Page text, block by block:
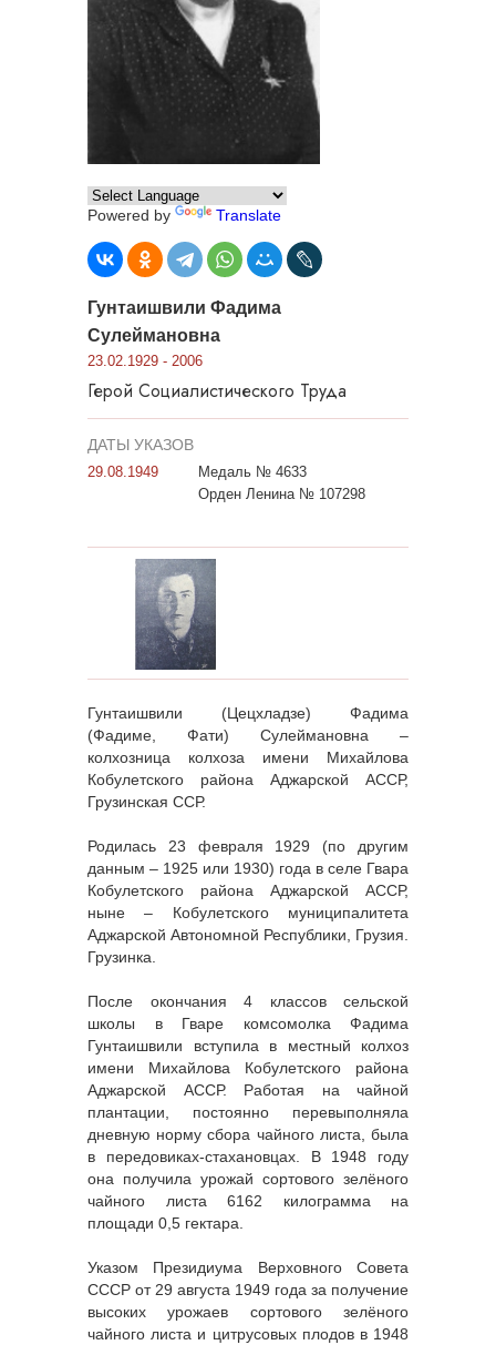
Powered by Translate
Гунтаишвили Фадима
Сулеймановна
23.02.1929 - 2006
Герой Социалистического Труда
ДАТЫ УКАЗОВ
29.08.1949
Медаль № 4633
Орден Ленина № 107298
Гунтаишвили (Цецхладзе) Фадима
(Фадиме, Фати) Сулеймановна –
колхозница колхоза имени Михайлова
Кобулетского района Аджарской АССР,
Грузинская ССР.
Родилась 23 февраля 1929 (по другим
данным – 1925 или 1930) года в селе Гвара
Кобулетского района Аджарской АССР,
ныне – Кобулетского муниципалитета
Аджарской Автономной Республики, Грузия.
Грузинка.
После окончания 4 классов сельской
школы в Гваре комсомолка Фадима
Гунтаишвили вступила в местный колхоз
имени Михайлова Кобулетского района
Аджарской АССР. Работая на чайной
плантации, постоянно перевыполняла
дневную норму сбора чайного листа, была
в передовиках-стахановцах. В 1948 году
она получила урожай сортового зелёного
чайного листа 6162 килограмма на
площади 0,5 гектара.
Указом Президиума Верховного Совета
СССР от 29 августа 1949 года за получение
высоких урожаев сортового зелёного
чайного листа и цитрусовых плодов в 1948